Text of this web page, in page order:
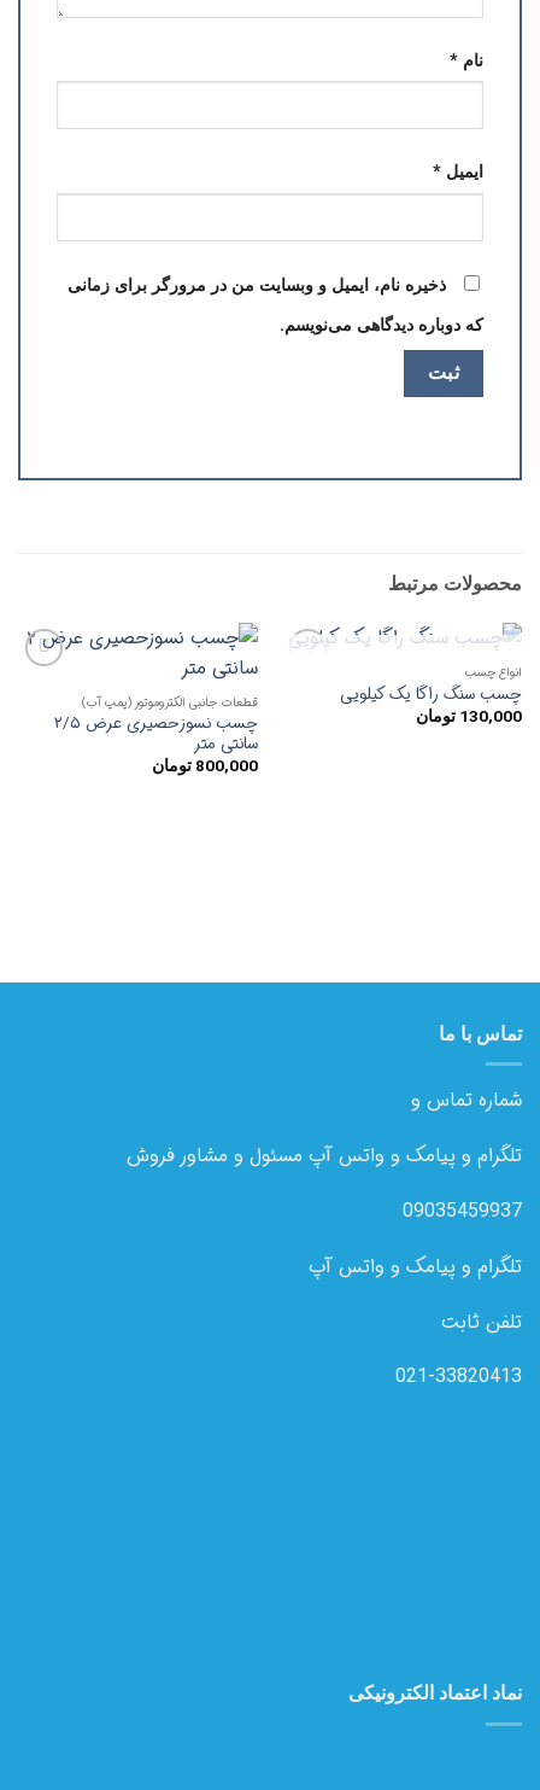
نام *
ایمیل *
ذخیره نام، ایمیل و وبسایت من در مرورگر برای زمانی
که دوباره دیدگاهی می‌نویسم.
محصولات مرتبط
انواع چسب
چسب سنگ راگا یک کیلویی
130,000 تومان علاقه
مندی
قطعات جانبی الکتروموتور (پمپ آب)
چسب نسوزحصیری عرض ۲/۵
سانتی متر
800,000 تومان
تماس با ما
شماره تماس و
تلگرام و پیامک و واتس آپ مسئول و مشاور فروش
09035459937
تلگرام و پیامک و واتس آپ
تلفن ثابت
021-33820413
نماد اعتماد الکترونیکی